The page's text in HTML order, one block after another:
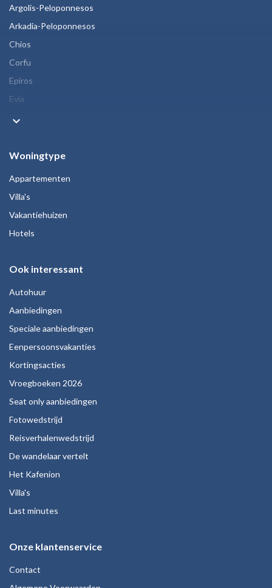
Argolis-Peloponnesos
Arkadia-Peloponnesos
Chios
Corfu
Epiros
Evia
keyboard_arrow_down
Woningtype
Appartementen
Villa's
Vakantiehuizen
Hotels
Ook interessant
Autohuur
Aanbiedingen
Speciale aanbiedingen
Eenpersoonsvakanties
Kortingsacties
Vroegboeken 2026
Seat only aanbiedingen
Fotowedstrijd
Reisverhalenwedstrijd
De wandelaar vertelt
Het Kafenion
Villa's
Last minutes
Onze klantenservice
Contact